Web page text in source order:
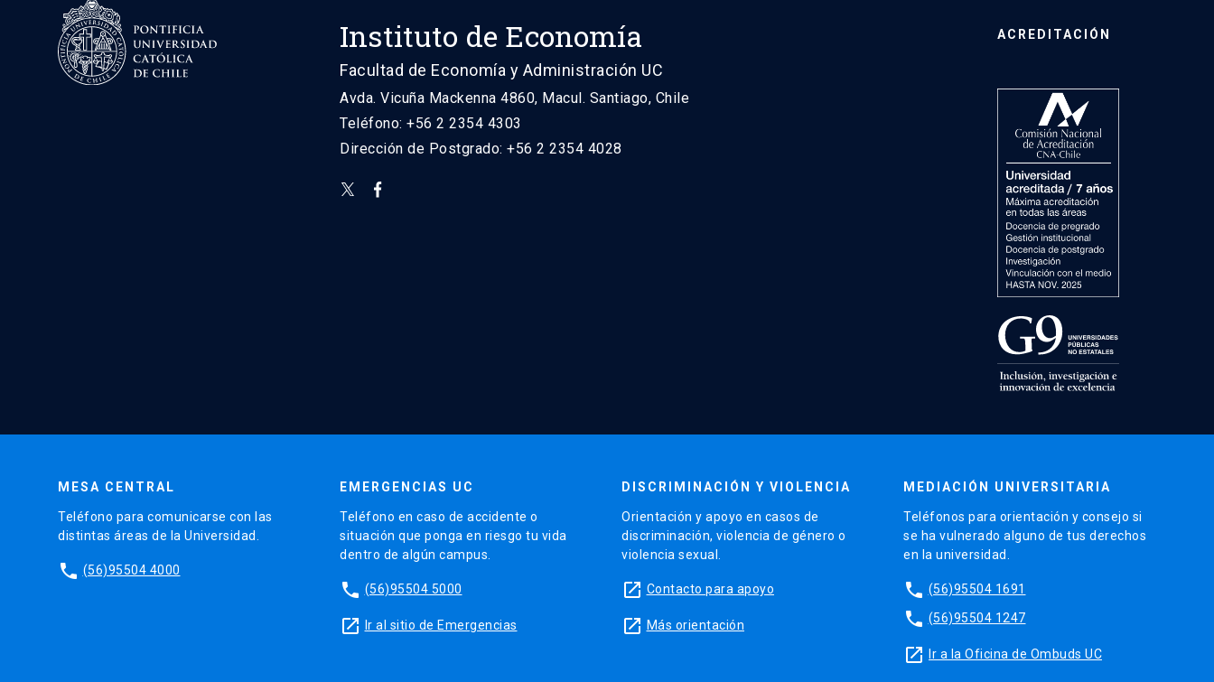
Instituto de Economía
Facultad de Economía y Administración UC
Avda. Vicuña Mackenna 4860, Macul. Santiago, Chile
Teléfono: +56 2 2354 4303
Dirección de Postgrado: +56 2 2354 4028
ACREDITACIÓN
MESA CENTRAL
Teléfono para comunicarse con las
distintas áreas de la Universidad.
phone (56)95504 4000
EMERGENCIAS UC
Teléfono en caso de accidente o
situación que ponga en riesgo tu vida
dentro de algún campus.
phone (56)95504 5000
launch Ir al sitio de Emergencias
DISCRIMINACIÓN Y VIOLENCIA
Orientación y apoyo en casos de
discriminación, violencia de género o
violencia sexual.
launch Contacto para apoyo
launch Más orientación
MEDIACIÓN UNIVERSITARIA
Teléfonos para orientación y consejo si
se ha vulnerado alguno de tus derechos
en la universidad.
phone (56)95504 1691
phone (56)95504 1247
launch Ir a la Oficina de Ombuds UC